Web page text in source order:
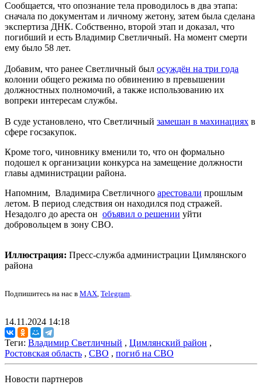
Сообщается, что опознание тела проводилось в два этапа:
сначала по документам и личному жетону, затем была сделана
экспертиза ДНК. Собственно, второй этап и доказал, что
погибший и есть Владимир Светличный. На момент смерти
ему было 58 лет.
Добавим, что ранее Светличный был осуждён на три года
колонии общего режима по обвинению в превышении
должностных полномочий, а также использованию их
вопреки интересам службы.
В суде установлено, что Светличный замешан в махинациях в
сфере госзакупок.
Кроме того, чиновнику вменили то, что он формально
подошел к организации конкурса на замещение должности
главы администрации района.
Напомним, Владимира Светличного арестовали прошлым
летом. В период следствия он находился под стражей.
Незадолго до ареста он объявил о решении уйти
добровольцем в зону СВО.
Иллюстрация: Пресс-служба администрации Цимлянского
района
Подпишитесь на нас в MAX, Telegram.
14.11.2024 14:18
Теги: Владимир Светличный , Цимлянский район ,
Ростовская область , СВО , погиб на СВО
Новости партнеров